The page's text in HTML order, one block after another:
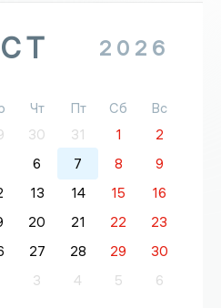
2026
Чт Пт Сб
Вс
30 31 1
2
6 7 8
9
13 14 15
16
20 21 22
23
27 28 29
30
3 4 5 6